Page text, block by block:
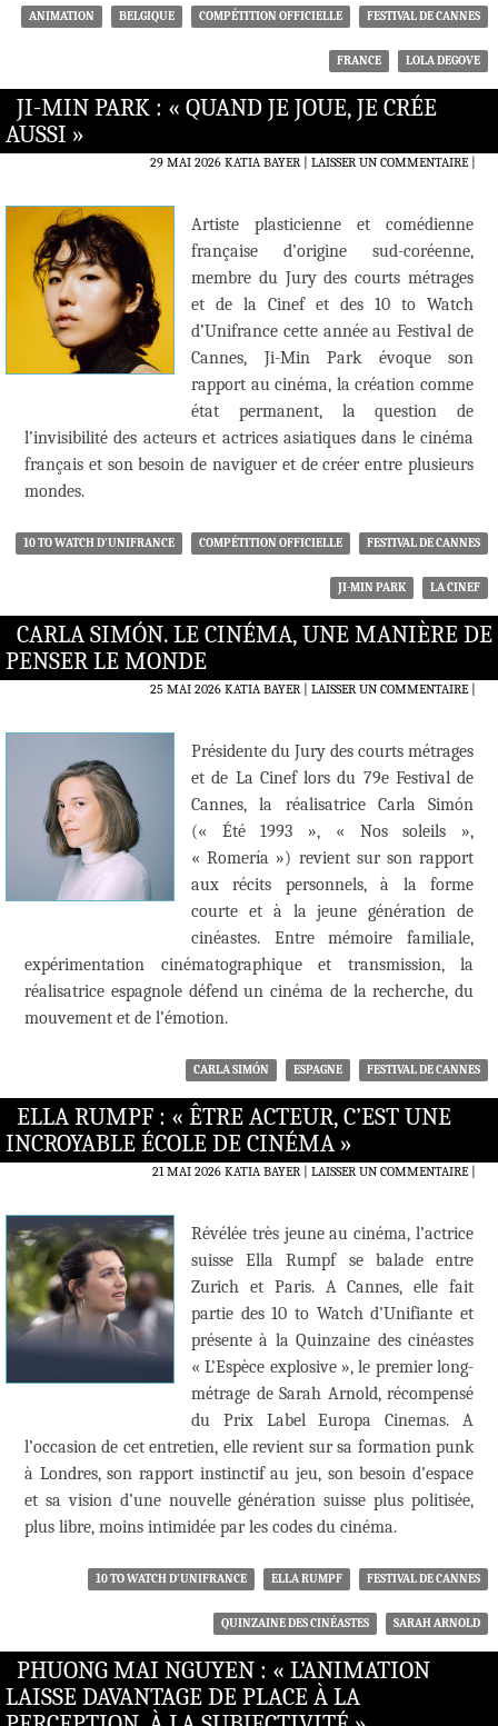
ANIMATION BELGIQUE COMPÉTITION OFFICIELLE FESTIVAL DE CANNES
FRANCE LOLA DEGOVE
JI-MIN PARK : « QUAND JE JOUE, JE CRÉE
AUSSI »
29 MAI 2026 KATIA BAYER LAISSER UN COMMENTAIRE|
Artiste plasticienne et comédienne
française d’origine sud-coréenne,
membre du Jury des courts métrages
et de la Cinef et des 10 to Watch
d’Unifrance cette année au Festival de
Cannes, Ji-Min Park évoque son
rapport au cinéma, la création comme
état permanent, la question de
l’invisibilité des acteurs et actrices asiatiques dans le cinéma
français et son besoin de naviguer et de créer entre plusieurs
mondes.
10 TO WATCH D’UNIFRANCE COMPÉTITION OFFICIELLE FESTIVAL DE CANNES
JI-MIN PARK LA CINEF
CARLA SIMÓN. LE CINÉMA, UNE MANIÈRE DE
PENSER LE MONDE
25 MAI 2026 KATIA BAYER LAISSER UN COMMENTAIRE|
Présidente du Jury des courts métrages
et de La Cinef lors du 79e Festival de
Cannes, la réalisatrice Carla Simón
(« Été 1993 », « Nos soleils »,
« Romería ») revient sur son rapport
aux récits personnels, à la forme
courte et à la jeune génération de
cinéastes. Entre mémoire familiale,
expérimentation cinématographique et transmission, la
réalisatrice espagnole défend un cinéma de la recherche, du
mouvement et de l’émotion.
CARLA SIMÓN ESPAGNE FESTIVAL DE CANNES
ELLA RUMPF : « ÊTRE ACTEUR, C’EST UNE
INCROYABLE ÉCOLE DE CINÉMA »
21 MAI 2026 KATIA BAYER LAISSER UN COMMENTAIRE|
Révélée très jeune au cinéma, l’actrice
suisse Ella Rumpf se balade entre
Zurich et Paris. A Cannes, elle fait
partie des 10 to Watch d’Unifiante et
présente à la Quinzaine des cinéastes
« L’Espèce explosive », le premier long-
métrage de Sarah Arnold, récompensé
du Prix Label Europa Cinemas. A
l’occasion de cet entretien, elle revient sur sa formation punk
à Londres, son rapport instinctif au jeu, son besoin d’espace
et sa vision d’une nouvelle génération suisse plus politisée,
plus libre, moins intimidée par les codes du cinéma.
10 TO WATCH D’UNIFRANCE ELLA RUMPF FESTIVAL DE CANNES
QUINZAINE DES CINÉASTES SARAH ARNOLD
PHUONG MAI NGUYEN : « L’ANIMATION
LAISSE DAVANTAGE DE PLACE À LA